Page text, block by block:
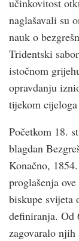
učinkovitost
naglašavali su
nauk o
Tridentski
istočnom
opravdanju
tijekom
Početkom 18.
blagdan
Konačno,
proglašenja
biskupe svijeta
definiranja. Od
zagovaralo